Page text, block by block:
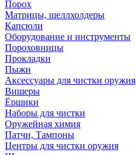
Порох
Матрицы, шеллхолдеры
Капсюли
Оборудование и инструменты
Пороховницы
Прокладки
Пыжи
Аксессуары для чистки оружия
Вишеры
Ёршики
Наборы для чистки
Оружейная химия
Патчи, Тампоны
Центры для чистки оружия